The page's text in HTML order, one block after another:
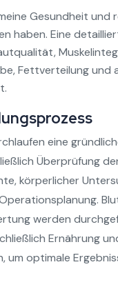
Gesundheit und
haben. Eine
Fettverteilung und
eine
Überprüfung
körperlicher
werden
Ernährung
um optimale